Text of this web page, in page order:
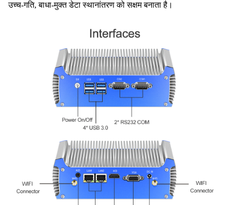
उच्च-गति, बाधा-मुक्त डेटा स्थानांतरण को सक्षम बनाता है।